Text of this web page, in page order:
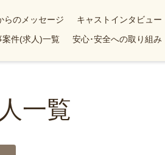
らのメッセージ
キャストインタビュー
案件(求人)一覧
安心･安全への取り組み
一覧